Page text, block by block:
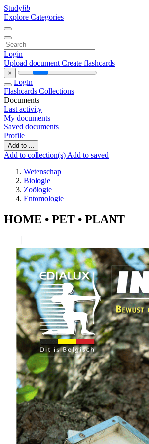
Studylib
Explore Categories
Login
Upload document Create flashcards
×
Login
Flashcards Collections
Documents
Last activity
My documents
Saved documents
Profile
Add to ...
Add to collection(s) Add to saved
Wetenschap
Biologie
Zoölogie
Entomologie
HOME • PET • PLANT